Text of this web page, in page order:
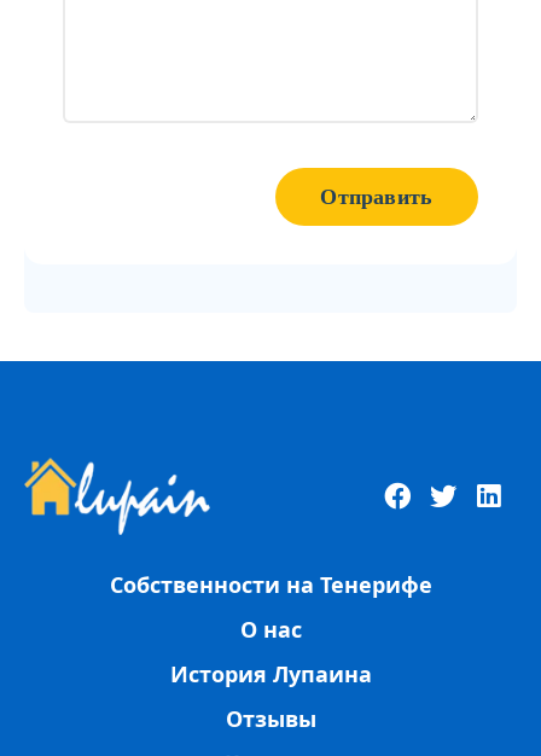
Отправить
Собственности на Тенерифе
О нас
История Лупаина
Отзывы